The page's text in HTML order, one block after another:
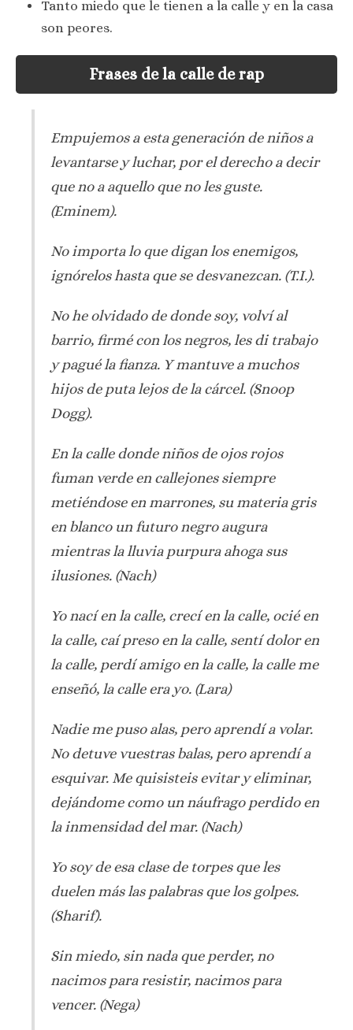
Tanto miedo que le tienen a la calle y en la casa
son peores.
Frases de la calle de rap
Empujemos a esta generación de niños a
levantarse y luchar, por el derecho a decir
que no a aquello que no les guste.
(Eminem).
No importa lo que digan los enemigos,
ignórelos hasta que se desvanezcan. (T.I.).
No he olvidado de donde soy, volví al
barrio, firmé con los negros, les di trabajo
y pagué la fianza. Y mantuve a muchos
hijos de puta lejos de la cárcel. (Snoop
Dogg).
En la calle donde niños de ojos rojos
fuman verde en callejones siempre
metiéndose en marrones, su materia gris
en blanco un futuro negro augura
mientras la lluvia purpura ahoga sus
ilusiones. (Nach)
Yo nací en la calle, crecí en la calle, ocié en
la calle, caí preso en la calle, sentí dolor en
la calle, perdí amigo en la calle, la calle me
enseñó, la calle era yo. (Lara)
Nadie me puso alas, pero aprendí a volar.
No detuve vuestras balas, pero aprendí a
esquivar. Me quisisteis evitar y eliminar,
dejándome como un náufrago perdido en
la inmensidad del mar. (Nach)
Yo soy de esa clase de torpes que les
duelen más las palabras que los golpes.
(Sharif).
Sin miedo, sin nada que perder, no
nacimos para resistir, nacimos para
vencer. (Nega)